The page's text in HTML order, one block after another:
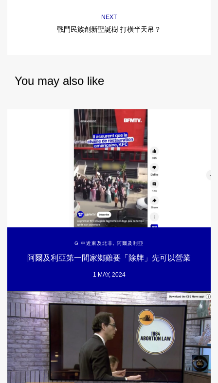
NEXT
戰鬥民族創新聖誕樹 打橫半天吊？
You may also like
G 中近東及北非, 阿爾及利亞
阿爾及利亞第一間家鄉雞要「除牌」先可以營業
1 MAY, 2024